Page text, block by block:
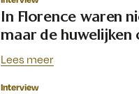
In Florence waren
maar de huwelijken
Lees meer
Interview